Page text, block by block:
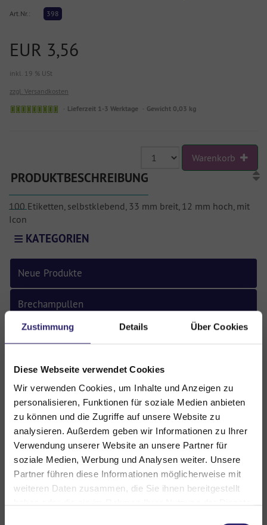
Zustimmung Details Über Cookies
Diese Webseite verwendet Cookies
Wir verwenden Cookies, um Inhalte und Anzeigen zu
personalisieren, Funktionen für soziale Medien anbieten
zu können und die Zugriffe auf unsere Website zu
analysieren. Außerdem geben wir Informationen zu Ihrer
Verwendung unserer Website an unsere Partner für
soziale Medien, Werbung und Analysen weiter. Unsere
Partner führen diese Informationen möglicherweise mit
weiteren Daten zusammen, die Sie ihnen bereitgestellt
Art.Nr.: 398
EUR 3,56
inkl. 19 % USt
zzgl. Versandkosten
Lieferzeit 1-3 Werktage Gewicht 0,03 kg
Warenkorb
PRODUKTBESCHREIBUNG
100 Etiketten, selbstklebend, 33 mm breit, 12 mm hoch, mit
Icon
KATEGORIEN
Neue Produkte
Brechampullen
Stechampullen
Tabletten
Blutprodukte
sonstige Medikamente
Etiketten
Gerüche